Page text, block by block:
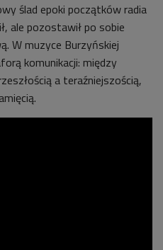
ślad epoki początków radia
ale pozostawił po sobie
W muzyce Burzyńskiej
komunikacji: między
a teraźniejszością,